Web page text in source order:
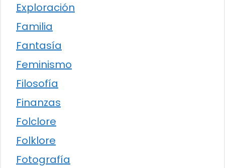
Exploración
Familia
Fantasía
Feminismo
Filosofía
Finanzas
Folclore
Folklore
Fotografía